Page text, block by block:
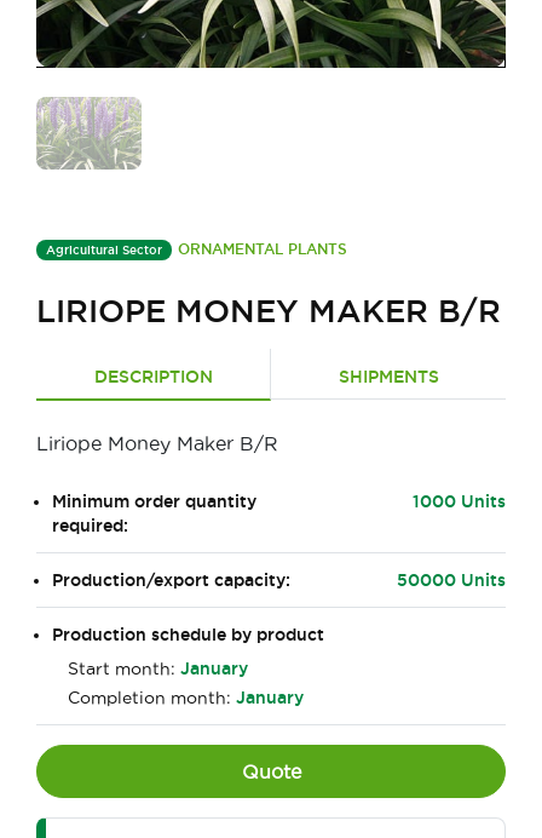
Agricultural Sector ORNAMENTAL PLANTS
LIRIOPE MONEY MAKER B/R
DESCRIPTION SHIPMENTS
Liriope Money Maker B/R
Minimum order quantity
required:
1000 Units
Production/export capacity: 50000 Units
Production schedule by product
Start month: January
Completion month: January
Quote